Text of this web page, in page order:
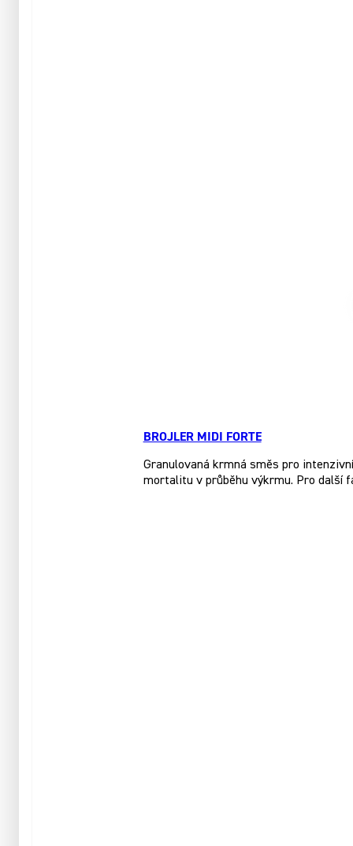
BROJLER MIDI FORTE
Granulovaná krmná směs pro
mortalitu v průběhu výkrmu. Pro další